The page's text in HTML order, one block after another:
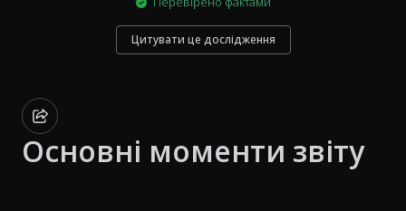
Цитувати це дослідження
Основні моменти звіту